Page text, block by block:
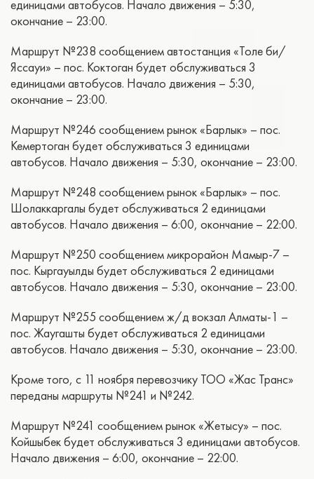
единицами автобусов. Начало движения – 5:30,
окончание – 23:00.
Маршрут №238 сообщением автостанция «Толе би/
Яссауи» – пос. Коктоган будет обслуживаться 3
единицами автобусов. Начало движения – 5:30,
окончание – 23:00.
Маршрут №246 сообщением рынок «Барлык» – пос.
Кемертоган будет обслуживаться 3 единицами
автобусов. Начало движения – 5:30, окончание – 23:00.
Маршрут №248 сообщением рынок «Барлык» – пос.
Шолаккаргалы будет обслуживаться 2 единицами
автобусов. Начало движения – 6:00, окончание – 22:00.
Маршрут №250 сообщением микрорайон Мамыр-7 –
пос. Кыргауылды будет обслуживаться 2 единицами
автобусов. Начало движения – 5:30, окончание – 23:00.
Маршрут №255 сообщением ж/д вокзал Алматы-1 –
пос. Жаугашты будет обслуживаться 2 единицами
автобусов. Начало движения – 5:30, окончание – 23:00.
Кроме того, с 11 ноября перевозчику ТОО «Жас Транс»
переданы маршруты №241 и №242.
Маршрут №241 сообщением рынок «Жетысу» – пос.
Койшыбек будет обслуживаться 3 единицами автобусов.
Начало движения – 6:00, окончание – 22:00.